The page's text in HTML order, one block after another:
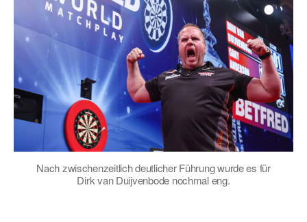
Nach zwischenzeitlich deutlicher Führung wurde es für
Dirk van Duijvenbode nochmal eng.